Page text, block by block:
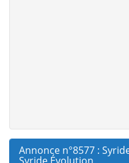
Annonce n°8577 :